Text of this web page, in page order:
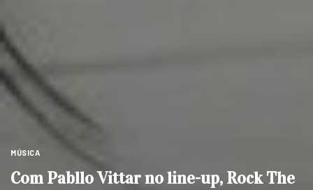
MÚSICA
Com Pabllo Vittar no line-up, Rock The